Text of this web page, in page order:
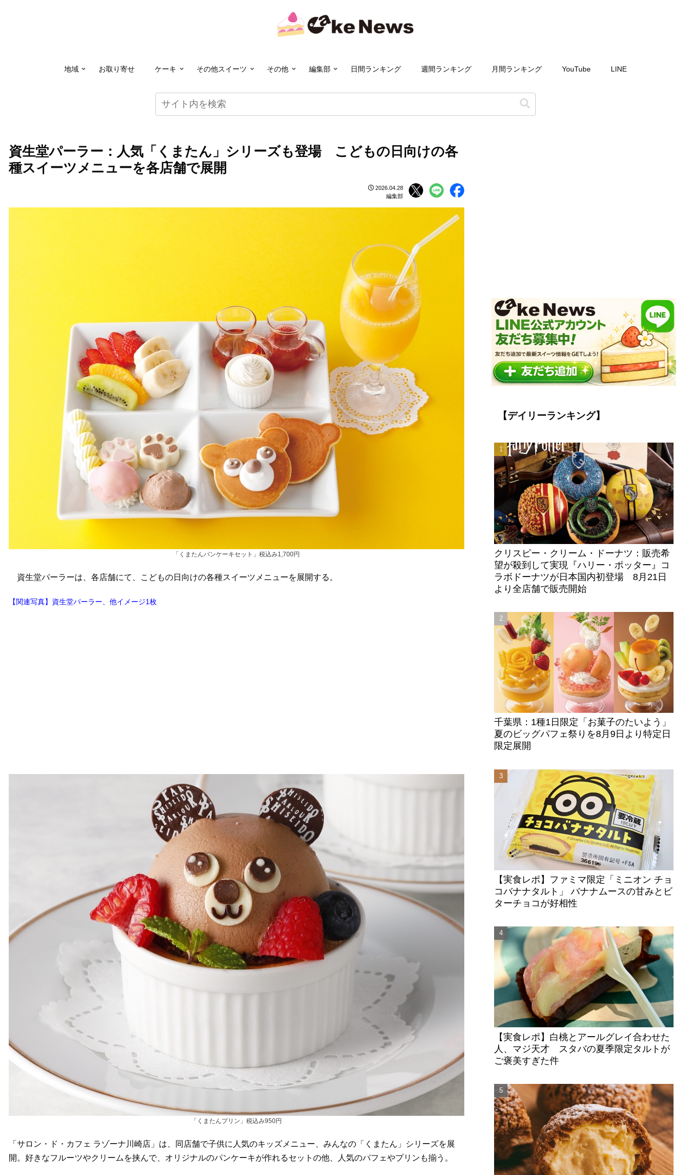
地域 お取り寄せ ケーキ その他スイーツ その他 編集部 日間ランキング 週間ランキング 月間ランキング YouTube LINE
資生堂パーラー：人気「くまたん」シリーズも登場 こどもの日向けの各
種スイーツメニューを各店舗で展開
2026.04.28
編集部
「くまたんパンケーキセット」税込み1,700円
資生堂パーラーは、各店舗にて、こどもの日向けの各種スイーツメニューを展開する。
【関連写真】資生堂パーラー、他イメージ1枚
「くまたんプリン」税込み950円
「サロン・ド・カフェ ラゾーナ川崎店」は、同店舗で子供に人気のキッズメニュー、みんなの「くまたん」シリーズを展
開。好きなフルーツやクリームを挟んで、オリジナルのパンケーキが作れるセットの他、人気のパフェやプリンも揃う。
【デイリーランキング】
クリスピー・クリーム・ドーナツ：販売希
望が殺到して実現『ハリー・ポッター』コ
ラボドーナツが日本国内初登場 8月21日
より全店舗で販売開始
千葉県：1種1日限定「お菓子のたいよう」
夏のビッグパフェ祭りを8月9日より特定日
限定展開
【実食レポ】ファミマ限定「ミニオン チョ
コバナナタルト」 バナナムースの甘みとビ
ターチョコが好相性
【実食レポ】白桃とアールグレイ合わせた
人、マジ天才 スタバの夏季限定タルトが
ご褒美すぎた件